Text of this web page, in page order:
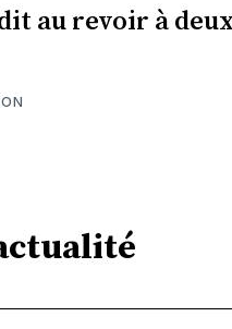
au revoir à